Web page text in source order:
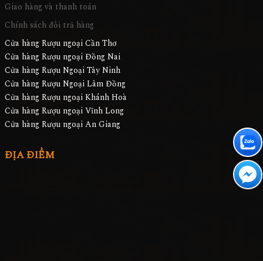
Giao hàng và thanh toán
Chính sách đổi trả hàng
Cửa hàng Rượu ngoại Cần Thơ
Cửa hàng Rượu ngoại Đồng Nai
Cửa hàng Rượu Ngoại Tây Ninh
Cửa hàng Rượu Ngoại Lâm Đồng
Cửa hàng Rượu ngoại Khánh Hoà
Cửa hàng Rượu ngoại Vĩnh Long
Cửa hàng Rượu ngoại An Giang
ĐỊA ĐIỂM